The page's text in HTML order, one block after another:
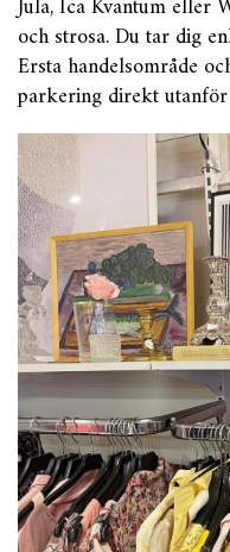
Jula, Ica Kvantum eller
och strosa. Du tar dig
Ersta handelsområde
parkering direkt